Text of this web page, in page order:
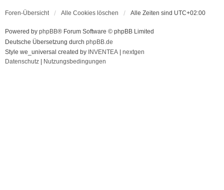
Foren-Übersicht Alle Cookies löschen Alle Zeiten sind UTC+02:00
Powered by phpBB® Forum Software © phpBB Limited
Deutsche Übersetzung durch phpBB.de
Style we_universal created by INVENTEA
nextgen
Datenschutz
Nutzungsbedingungen